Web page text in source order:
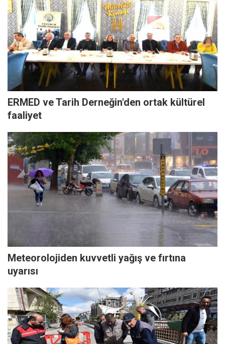
ERMED ve Tarih Derneğin'den ortak kültürel
faaliyet
Meteorolojiden kuvvetli yağış ve fırtına
uyarısı